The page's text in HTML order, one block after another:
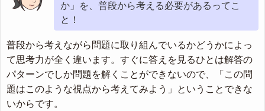
か」を、普段から考える必要があるってこ
と！
普段から考えながら問題に取り組んでいるかどうかによっ
て思考力が全く違います。すぐに答えを見るひとは解答の
パターンでしか問題を解くことができないので、「この問
題はこのような視点から考えてみよう」ということできな
いからです。